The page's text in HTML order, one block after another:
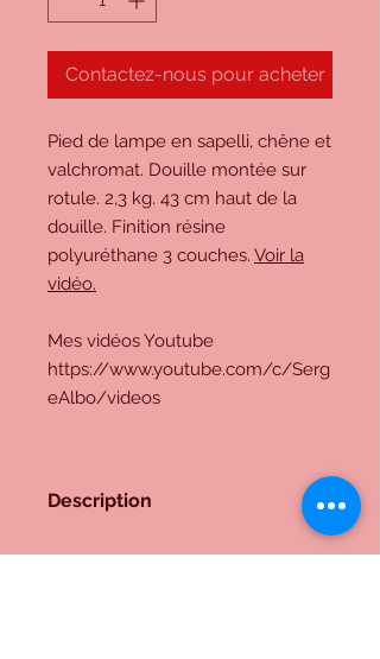
Contactez-nous pour acheter
Pied de lampe en sapelli, chêne et
valchromat. Douille montée sur
rotule. 2,3 kg. 43 cm haut de la
douille. Finition résine
polyuréthane 3 couches. Voir la
vidéo.
Mes vidéos Youtube
https://www.youtube.com/c/Serg
eAlbo/videos
Description